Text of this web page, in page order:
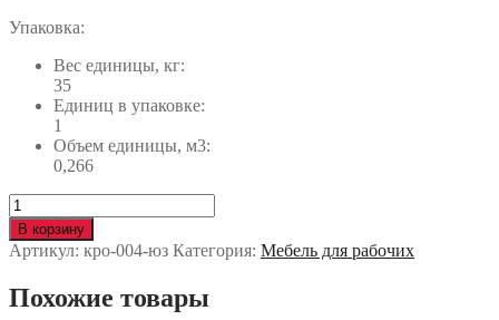
Упаковка:
Вес единицы, кг:
35
Единиц в упаковке:
1
Объем единицы, м3:
0,266
Количество
Кровать
2-
х
сварная
В корзину
Артикул: кро-004-юз Категория: Мебель для рабочих
Похожие товары